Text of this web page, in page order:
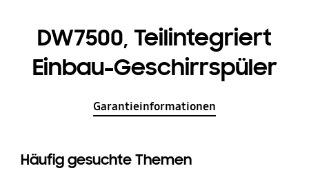
DW7500, Teilintegriert
Einbau-Geschirrspüler
Garantieinformationen
Häufig gesuchte Themen